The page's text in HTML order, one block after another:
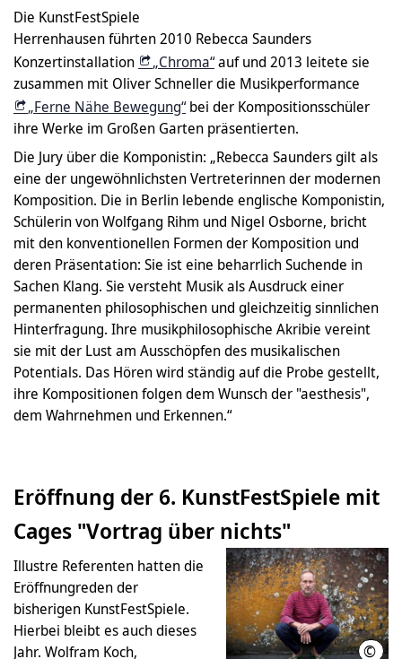
Die KunstFestSpiele
Herrenhausen führten 2010 Rebecca Saunders
Konzertinstallation
„Chroma“auf und 2013 leitete sie
zusammen mit Oliver Schneller die Musikperformance
„Ferne Nähe Bewegung“bei der Kompositionsschüler
ihre Werke im Großen Garten präsentierten.
Die Jury über die Komponistin: „Rebecca Saunders gilt als
eine der ungewöhnlichsten Vertreterinnen der modernen
Komposition. Die in Berlin lebende englische Komponistin,
Schülerin von Wolfgang Rihm und Nigel Osborne, bricht
mit den konventionellen Formen der Komposition und
deren Präsentation: Sie ist eine beharrlich Suchende in
Sachen Klang. Sie versteht Musik als Ausdruck einer
permanenten philosophischen und gleichzeitig sinnlichen
Hinterfragung. Ihre musikphilosophische Akribie vereint
sie mit der Lust am Ausschöpfen des musikalischen
Potentials. Das Hören wird ständig auf die Probe gestellt,
ihre Kompositionen folgen dem Wunsch der "aesthesis",
dem Wahrnehmen und Erkennen.“
Eröffnung der 6. KunstFestSpiele mit
Cages "Vortrag über nichts"
© W.
Illustre Referenten hatten die
Eröffnungreden der
bisherigen KunstFestSpiele.
Hierbei bleibt es auch dieses
Jahr. Wolfram Koch,